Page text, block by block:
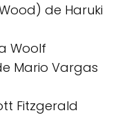
de Haruki
Woolf
Mario Vargas
Fitzgerald